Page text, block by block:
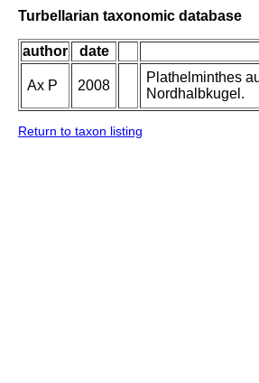
Turbellarian taxonomic database
author date
Ax P 2008
Plathelminthes
Nordhalbkugel.
Return to taxon listing